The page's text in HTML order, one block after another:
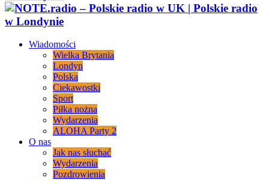
Wiadomości
Wielka Brytania
Londyn
Polska
Ciekawostki
Sport
Piłka nożna
Wydarzenia
ALOHA Party 2
O nas
Jak nas słuchać
Wydarzenia
Pozdrowienia